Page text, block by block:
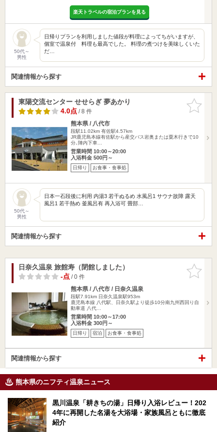
楽天トラベルの宿泊プランを見る
50代～
男性
日帰りプランを利用しました値段が料理によってちがいますが、
個室で温泉付 料理も最高でした。 料理の煮つけを美味しくいた
だ…
関連情報から探す
お気に入
りに追加
東陽交流センター せせらぎ 夢あかり
4.0点/ 8 件
熊本県 / 八代市
段駅11.02km 有佐駅4.57km
JR鹿児島本線有佐駅から産交バス岩奥または粟木行きで10
分､陣内下車…
営業時間 10:00～20:00
入浴料金 500円～
日帰り お食事・食事処
50代～
男性
日本一石段後に利用 内湯3 若干ぬるめ 水風呂1 サウナ故障 露天
風呂1 若干熱め 釜風呂有 再入浴可 畳部…
関連情報から探す
お気に入
りに追加
日奈久温泉 旅館寿（閉館しました）
-点/ 0 件
熊本県 / 八代市 / 日奈久温泉
段駅7.91km 日奈久温泉駅953m
鹿児島本線 八代駅、日奈久駅より徒歩10分南九州西回り自
動車道 八代…
営業時間 10:00～17:00
入浴料金 300円～
日帰り 宿泊 お食事・食事処
関連情報から探す
熊本県のニフティ温泉ニュース
黒川温泉「耕きちの湯」日帰り入浴レビュー！202
4年に再開した名湯を大浴場・家族風呂ともに徹底
紹介